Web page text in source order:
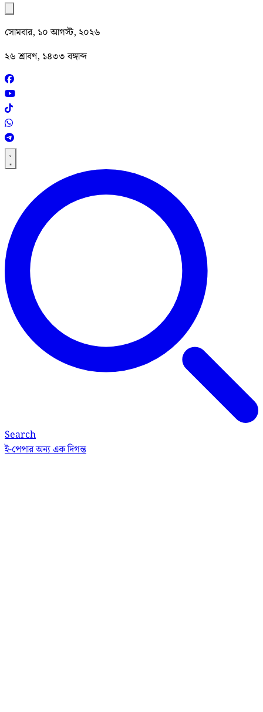
সোমবার, ১০ আগস্ট, ২০২৬
২৬ শ্রাবণ, ১৪৩৩ বঙ্গাব্দ
Search
ই-পেপারঅন্য এক দিগন্ত